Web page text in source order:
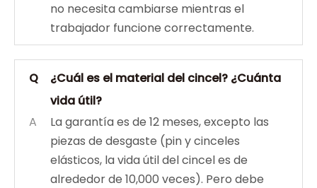
no necesita cambiarse mientras el
trabajador funcione correctamente.
Q
¿Cuál es el material del cincel? ¿Cuánta
vida útil?
A
La garantía es de 12 meses, excepto las
piezas de desgaste (pin y cinceles
elásticos, la vida útil del cincel es de
alrededor de 10,000 veces). Pero debe